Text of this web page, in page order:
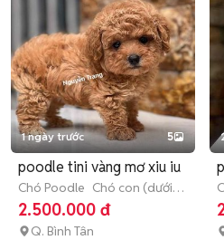
1 ngày trước 5
poodle tini vàng mơ xiu iu
Chó Poodle Chó con (dưới 3
tháng tuổi)
2.500.000 đ
Q. Bình Tân